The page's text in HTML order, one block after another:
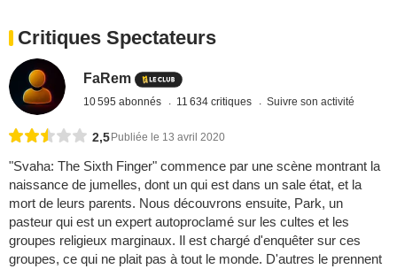
Critiques Spectateurs
FaRem
10 595 abonnés 11 634 critiques Suivre son activité
2,5 Publiée le 13 avril 2020
"Svaha: The Sixth Finger" commence par une scène montrant la
naissance de jumelles, dont un qui est dans un sale état, et la
mort de leurs parents. Nous découvrons ensuite, Park, un
pasteur qui est un expert autoproclamé sur les cultes et les
groupes religieux marginaux. Il est chargé d'enquêter sur ces
groupes, ce qui ne plait pas à tout le monde. D'autres le prennent